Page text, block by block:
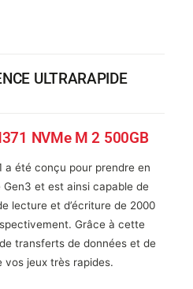
ULTRARAPIDE
NVMe M 2 500GB
a été conçu pour prendre en
Gen3 et est ainsi capable de
lecture et d’écriture de 2000
Grâce à cette
transferts de données et de
vos jeux très rapides.